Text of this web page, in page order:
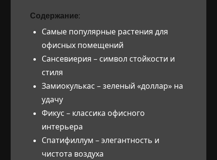
Содержание:
Самые популярные растения для
офисных помещений
Сансевиерия – символ стойкости и
стиля
Замиокулькас – зеленый «доллар» на
удачу
Фикус – классика офисного
интерьера
Спатифиллум – элегантность и
чистота воздуха